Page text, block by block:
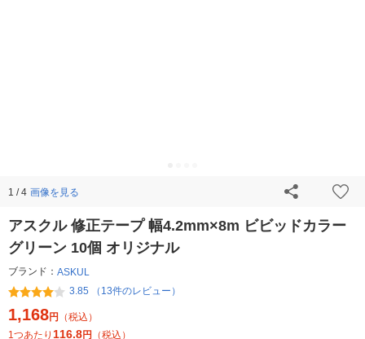
1 / 4 画像を見る
アスクル 修正テープ 幅4.2mm×8m ビビッドカラー
グリーン 10個 オリジナル
ブランド： ASKUL
3.85 （13件のレビュー）
1,168円
（税込）
1つあたり 116.8円 （税込）